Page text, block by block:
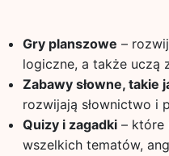
Gry planszowe –
logiczne, a także uczą
Zabawy słowne, takie
rozwijają słownictwo i
Quizy i zagadki– które
wszelkich tematów,